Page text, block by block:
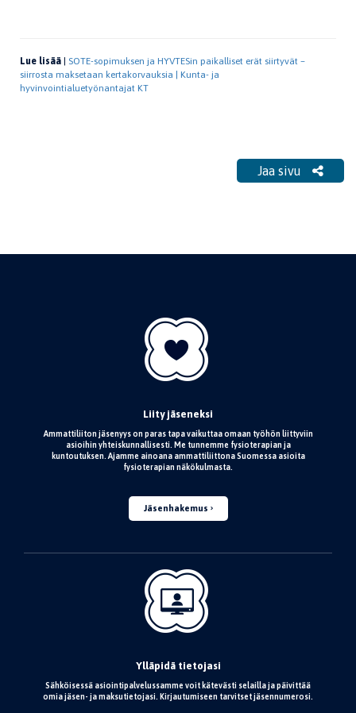
Lue lisää
SOTE-sopimuksen ja HYVTESin paikalliset erät siirtyvät –
siirrosta maksetaan kertakorvauksia | Kunta- ja
hyvinvointialuetyönantajat KT
Jaa sivu
Liity jäseneksi
Ammattiliiton jäsenyys on paras tapa vaikuttaa omaan työhön liittyviin
asioihin yhteiskunnallisesti. Me tunnemme fysioterapian ja
kuntoutuksen. Ajamme ainoana ammattiliittona Suomessa asioita
fysioterapian näkökulmasta.
Jäsenhakemus
Ylläpidä tietojasi
Sähköisessä asiointipalvelussamme voit kätevästi selailla ja päivittää
omia jäsen- ja maksutietojasi. Kirjautumiseen tarvitset jäsennumerosi.